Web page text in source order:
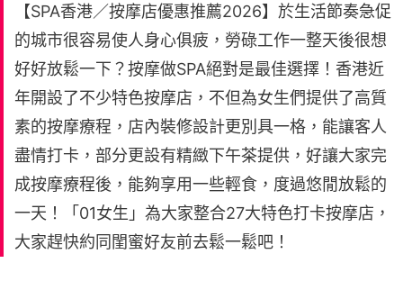
【SPA香港／按摩店優惠推薦2026】於生活節奏急促
的城市很容易使人身心俱疲，勞碌工作一整天後很想
好好放鬆一下？按摩做SPA絕對是最佳選擇！香港近
年開設了不少特色按摩店，不但為女生們提供了高質
素的按摩療程，店內裝修設計更別具一格，能讓客人
盡情打卡，部分更設有精緻下午茶提供，好讓大家完
成按摩療程後，能夠享用一些輕食，度過悠閒放鬆的
一天！「01女生」為大家整合27大特色打卡按摩店，
大家趕快約同閨蜜好友前去鬆一鬆吧！